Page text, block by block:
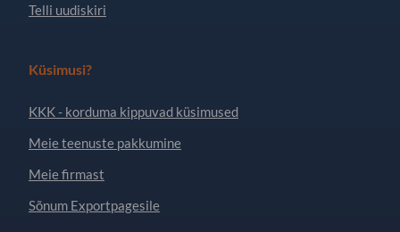
Telli uudiskiri
Küsimusi?
KKK - korduma kippuvad küsimused
Meie teenuste pakkumine
Meie firmast
Sõnum Exportpagesile